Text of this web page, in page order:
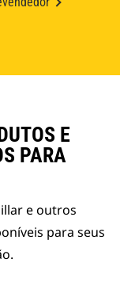
E
PARA
e outros
para seus